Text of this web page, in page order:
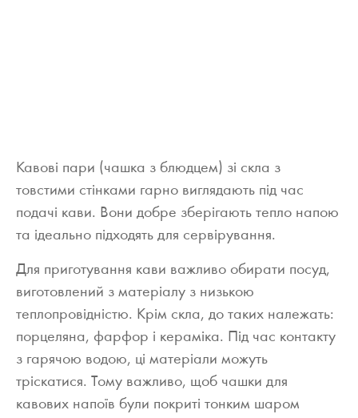
Кавові пари (чашка з блюдцем) зі скла з
товстими стінками гарно виглядають під час
подачі кави. Вони добре зберігають тепло напою
та ідеально підходять для сервірування.
Для приготування кави важливо обирати посуд,
виготовлений з матеріалу з низькою
теплопровідністю. Крім скла, до таких належать:
порцеляна, фарфор і кераміка. Під час контакту
з гарячою водою, ці матеріали можуть
тріскатися. Тому важливо, щоб чашки для
кавових напоїв були покриті тонким шаром